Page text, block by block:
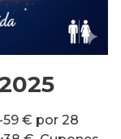
€ por 28